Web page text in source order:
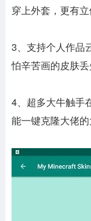
穿上外套，更有立
3、支持个人作品
怕辛苦画的皮肤丢
4、超多大牛触手
能一键克隆大佬的